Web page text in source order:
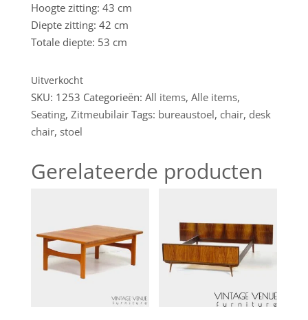
Hoogte zitting: 43 cm
Diepte zitting: 42 cm
Totale diepte: 53 cm
Uitverkocht
SKU: 1253 Categorieën: All items, Alle items,
Seating, Zitmeubilair Tags: bureaustoel, chair, desk
chair, stoel
Gerelateerde producten